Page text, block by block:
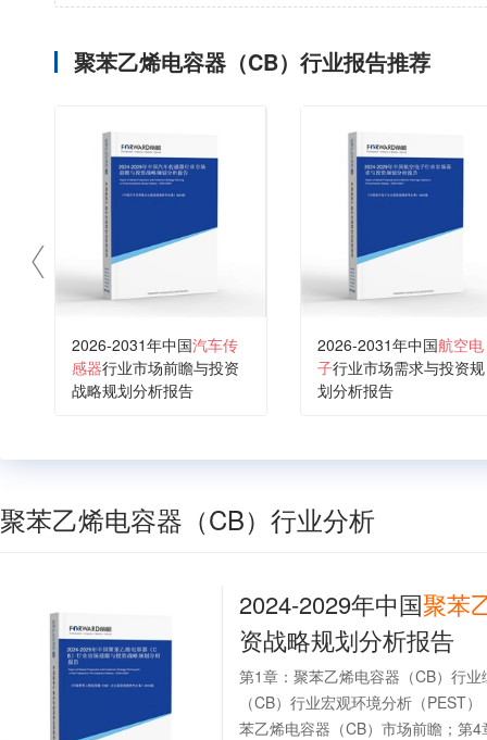
聚苯乙烯电容器（CB）行业报告推荐
2026-2031年中国汽车传
感器行业市场前瞻与投资
战略规划分析报告
2026-2031年中国航空电
子行业市场需求与投资规
划分析报告
聚苯乙烯电容器（CB）行业分析
2024-2029年中国聚苯
资战略规划分析报告
第1章：聚苯乙烯电容器（CB）行
（CB）行业宏观环境分析（PEST
苯乙烯电容器（CB）市场前瞻；第